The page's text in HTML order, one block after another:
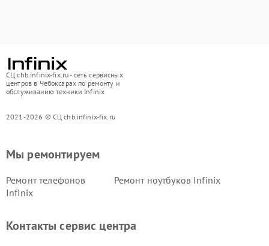
СЦ chb.infinix-fix.ru - сеть сервисных
центров в Чебоксарах по ремонту и
обслуживанию техники Infinix
2021-2026 © СЦ chb.infinix-fix.ru
Мы ремонтируем
Ремонт телефонов
Infinix
Ремонт ноутбуков Infinix
Контакты сервис центра